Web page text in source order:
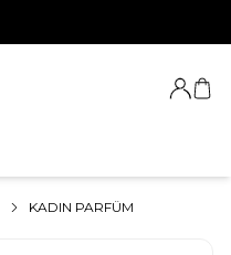
Giriş
KADIN PARFÜM